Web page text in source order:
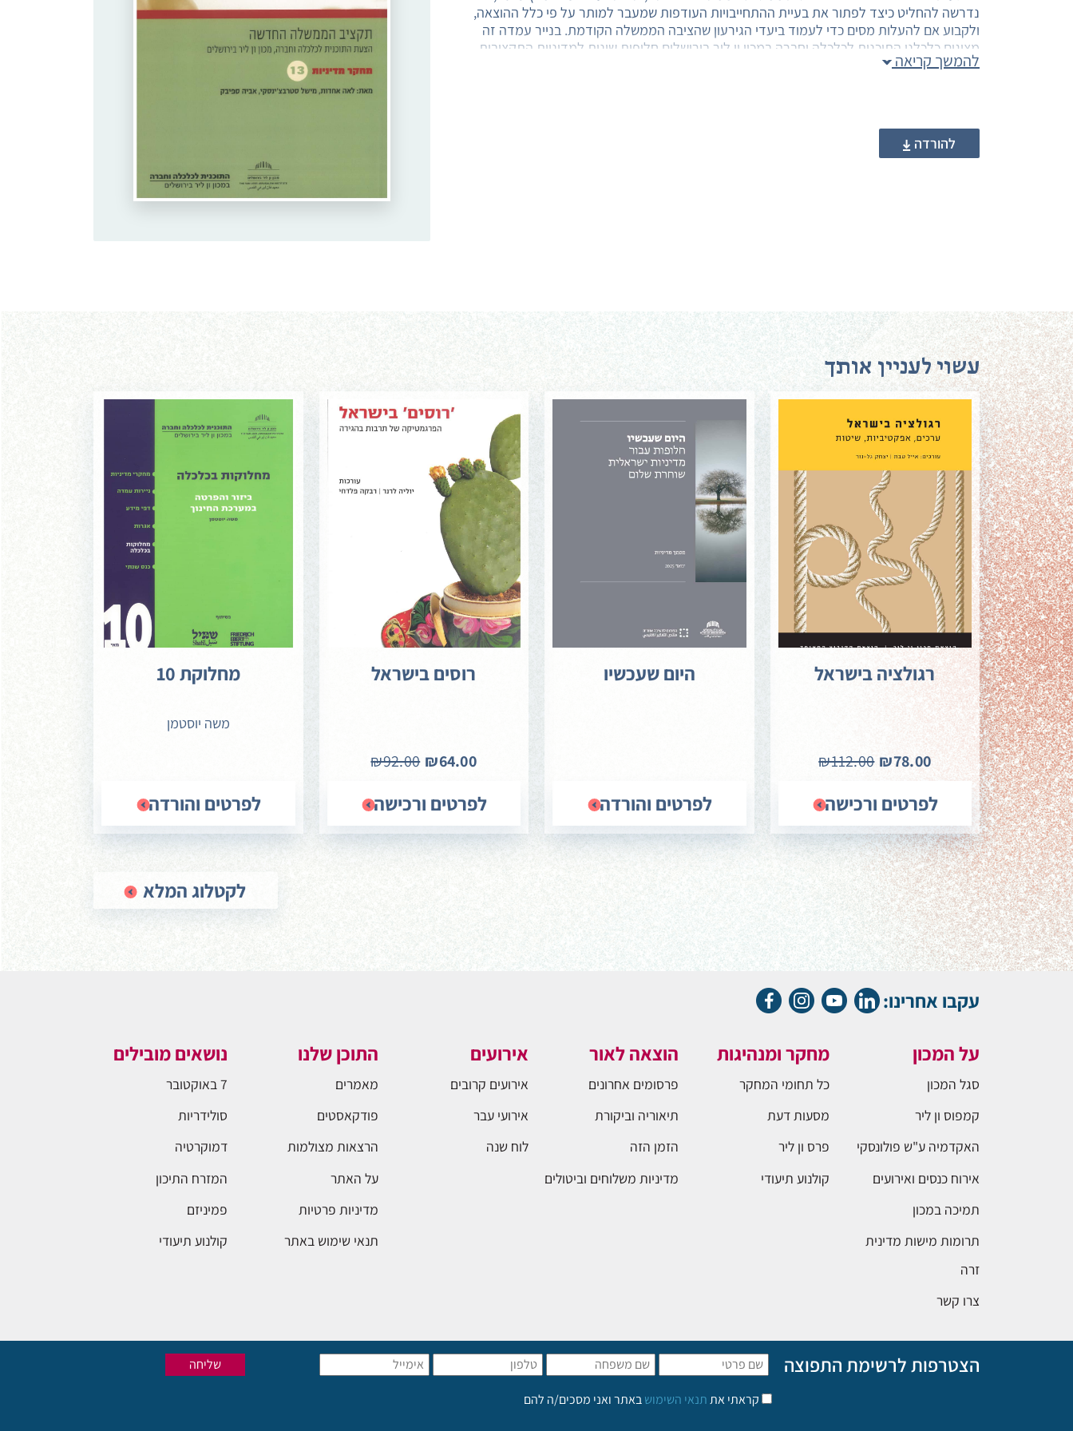
נדרשה להחליט כיצד לפתור את בעיית ההתחייבויות העודפות שמעבר למותר על פי כלל ההוצאה,
ולקבוע אם להעלות מסים כדי לעמוד ביעדי הגירעון שהציבה הממשלה הקודמת. בנייר עמדה זה
מציגים כלכלני התוכנית לכלכלה וחברה במכון ון ליר בירושלים חלופות שונות למדיניות התקציבית
להמשך קריאה
להורדה
עשוי לעניין אותך
רגולציה בישראל
₪78.00
₪112.00
לפרטים ורכישה
היום שעכשיו
לפרטים והורדה
רוסים בישראל
₪64.00
₪92.00
לפרטים ורכישה
מחלוקת 10
משה יוסטמן
לפרטים והורדה
לקטלוג המלא
עקבו אחרינו:
על המכון
סגל המכון
קמפוס ון ליר
האקדמיה ע"ש פולונסקי
אירוח כנסים ואירועים
תמיכה במכון
תרומות מישות מדינית
זרה
צרו קשר
מחקר ומנהיגות
כל תחומי המחקר
מסעות דעת
פרס ון ליר
קולנוע תיעודי
הוצאה לאור
פרסומים אחרונים
תיאוריה וביקורת
הזמן הזה
מדיניות משלוחים וביטולים
אירועים
אירועים קרובים
אירועי עבר
לוח שנה
התוכן שלנו
מאמרים
פודקאסטים
הרצאות מצולמות
על האתר
מדיניות פרטיות
תנאי שימוש באתר
נושאים מובילים
7 באוקטובר
סולידריות
דמוקרטיה
המזרח התיכון
פמיניזם
קולנוע תיעודי
הצטרפות לרשימת התפוצה
קראתי אתתנאי השימושבאתר ואני מסכים/ה להם